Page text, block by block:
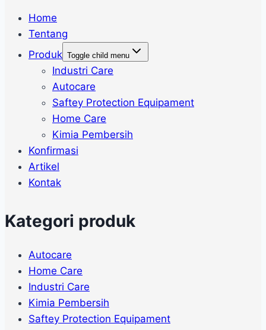
Home
Tentang
Produk Toggle child menu
Industri Care
Autocare
Saftey Protection Equipament
Home Care
Kimia Pembersih
Konfirmasi
Artikel
Kontak
Kategori produk
Autocare
Home Care
Industri Care
Kimia Pembersih
Saftey Protection Equipament